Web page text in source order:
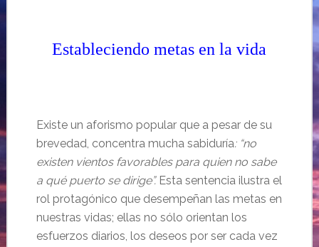
Estableciendo metas en la vida
Existe un aforismo popular que a pesar de su
brevedad, concentra mucha sabiduría: “no
existen vientos favorables para quien no sabe
a qué puerto se dirige”.Esta sentencia ilustra el
rol protagónico que desempeñan las metas en
nuestras vidas; ellas no sólo orientan los
esfuerzos diarios, los deseos por ser cada vez